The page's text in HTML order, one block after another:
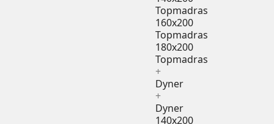
Topmadras
160x200
Topmadras
180x200
Topmadras
+
Dyner
+
Dyner
140x200